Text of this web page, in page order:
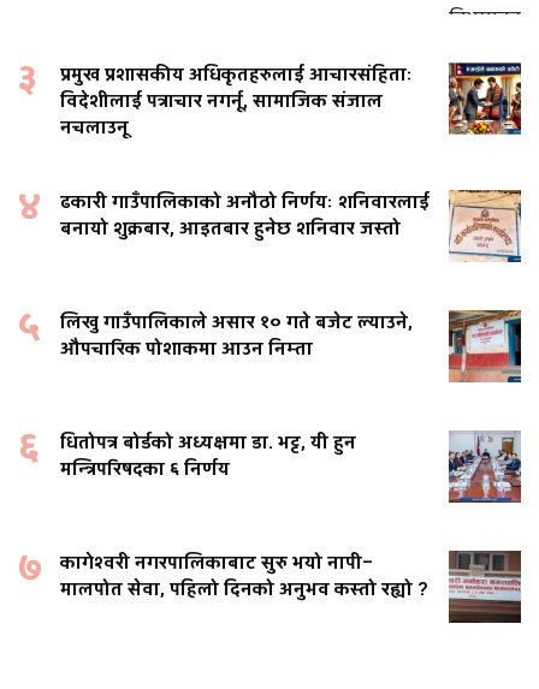
३
प्रमुख प्रशासकीय अधिकृतहरुलाई आचारसंहिताः
विदेशीलाई पत्राचार नगर्नू, सामाजिक संजाल
नचलाउनू
४
ढकारी गाउँपालिकाको अनौठो निर्णयः शनिवारलाई
बनायो शुक्रबार, आइतबार हुनेछ शनिवार जस्तो
५
लिखु गाउँपालिकाले असार १० गते बजेट ल्याउने,
औपचारिक पोशाकमा आउन निम्ता
६
धितोपत्र बोर्डको अध्यक्षमा डा. भट्ट, यी हुन
मन्त्रिपरिषदका ६ निर्णय
७
कागेश्वरी नगरपालिकाबाट सुरु भयो नापी–
मालपोत सेवा, पहिलो दिनको अनुभव कस्तो रह्यो ?